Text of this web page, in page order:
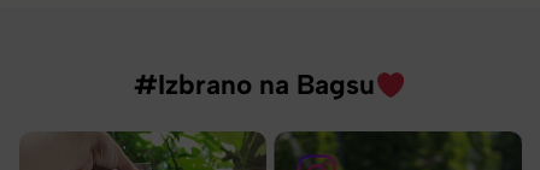
#Izbrano na Bagsu